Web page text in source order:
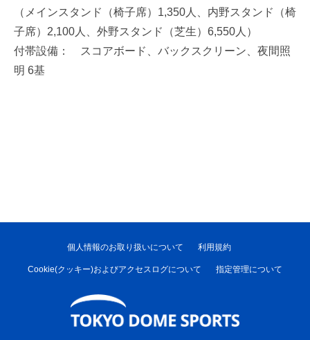
（メインスタンド（椅子席）1,350人、内野スタンド（椅
子席）2,100人、外野スタンド（芝生）6,550人）
付帯設備： スコアボード、バックスクリーン、夜間照
明 6基
個人情報のお取り扱いについて 利用規約
Cookie(クッキー)およびアクセスログについて 指定管理について